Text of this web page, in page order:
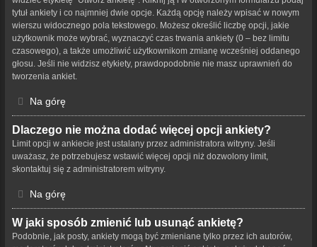
tytuł ankiety i co najmniej dwie opcje. Każdą opcję należy wpisać w nowym
wierszu widocznego pola tekstowego. Możesz określić liczbę opcji, jakie
użytkownik może wybrać, wyznaczyć czas trwania ankiety (0 – bez limitu
czasowego), a także umożliwić użytkownikom zmianę wcześniej oddanego
głosu. Jeśli nie widzisz etykiety, prawdopodobnie nie masz uprawnień do
tworzenia ankiet.
Na górę
Dlaczego nie można dodać więcej opcji ankiety?
Limit opcji w ankiecie jest ustalany przez administratora witryny. Jeśli
uważasz, że potrzebujesz wstawić więcej opcji niż dozwolony limit,
skontaktuj się z administratorem witryny.
Na górę
W jaki sposób zmienić lub usunąć ankietę?
Podobnie, jak posty, ankiety mogą być zmieniane tylko przez ich autorów,